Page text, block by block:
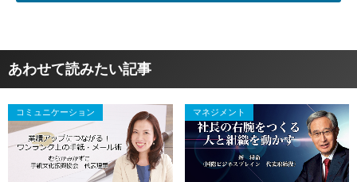
あわせて読みたい記事
コミュニケーション マネジメント